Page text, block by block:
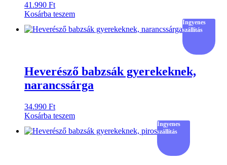
41.990 Ft
Kosárba teszem
Ingyenes
szállítás
Heverésző babzsák gyerekeknek,
narancssárga
34.990 Ft
Kosárba teszem
Ingyenes
szállítás